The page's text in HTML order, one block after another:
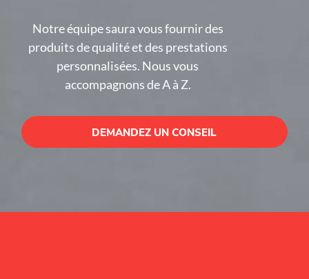
Notre équipe saura vous fournir des
produits de qualité et des prestations
personnalisées. Nous vous
accompagnons de A à Z.
DEMANDEZ UN CONSEIL